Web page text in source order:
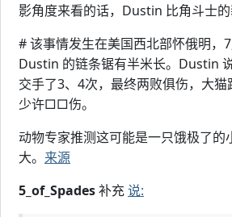
影角度来看的话，Dustin 比角斗士的
# 该事情发生在美国西北部怀俄明，
Dustin 的链条锯有半米长。Dustin
交手了3、4次，最终两败俱伤，大
少许□□伤。
动物专家推测这可能是一只饿极了的
大。 来源
5_of_Spades补充说: